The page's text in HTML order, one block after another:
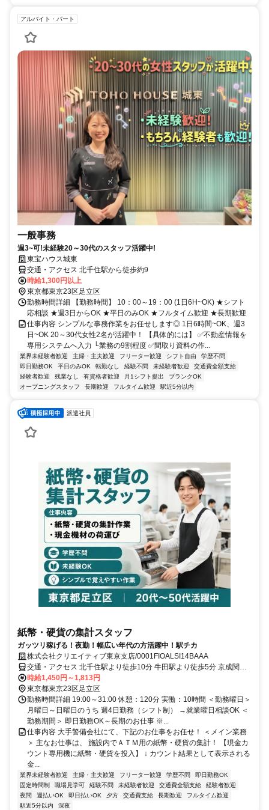
アルバイト・パート
一般事務
週3~可!未経験20～30代のスタッフ活躍中!
東宝ハウス城東
交通・アクセス 北千住駅から徒歩約9
時給1,300円以上
東京都東京23区足立区
勤務時間詳細 【勤務時間】 10：00～19：00 (1日6H~OK) ★シフト
応相談 ★週3日からOK ★平日のみOK ★フルタイム歓迎 ★長期歓迎
仕事内容 シンプルな事務作業をお任せします◎ 1日6時間~OK、週3
日~OK 20～30代女性2名が活躍中！ 【具体的には】 ✅不動産情報を
専用システムへ入力 └業務の9割程度 ✅間取り資料の作...
業界未経験者歓迎 主婦・主夫歓迎 フリーター歓迎 シフト自由
学歴不問
即日勤務OK
平日のみOK 転勤なし 経験不問 未経験者歓迎
交通費全額支給
経験者歓迎
残業なし 有資格者歓迎 月1シフト提出
ブランクOK
オープニングスタッフ
長期歓迎 フルタイム歓迎 駅近5分以内
派遣社員
紙幣・硬貨の集計スタッフ
ガッツリ稼げる！夜勤！幅広い年代の方活躍中！駅チカ
株式会社クリエイティブ東京支店/0001FIOALSI14BAAA
交通・アクセス 北千住駅より徒歩10分 牛田駅より徒歩5分 京成関屋
駅より徒歩5分
時給1,450円～1,813円
東京都東京23区足立区
勤務時間詳細 19:00～31:00 休憩：120分 実働：10時間 ＜勤務曜日＞
月曜日～日曜日のうち 週4日勤務（シフト制） →就業曜日相談OK ＜
勤務期間＞ 即日勤務OK～長期のお仕事 ※...
仕事内容 大手警備会社にて、下記のお仕事をお任せ！ ＜メイン業務
＞ 主なお仕事は、 施設内でＡＴＭ用の紙幣・硬貨の集計！ 【現金カ
ウント専用機に紙幣・硬貨を投入】 ↓ カウント結果として表示される
金...
業界未経験者歓迎 主婦・主夫歓迎 フリーター歓迎 学歴不問
即日勤務OK
固定時間制
職場見学可 経験不問 未経験者歓迎 交通費全額支給
経験者歓迎
夜間
週払いOK 即日払いOK 夕方 交通費支給 長期歓迎
フルタイム歓迎
駅近5分以内
深夜